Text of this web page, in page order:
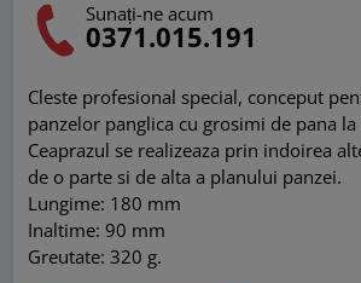
Sunați-ne acum
0371.015.191
Cleste profesional special, conceput
panzelor panglica cu grosimi de pana
Ceaprazul se realizeaza prin indoirea
de o parte si de alta a planului panzei.
Lungime: 180 mm
Inaltime: 90 mm
Greutate: 320 g.